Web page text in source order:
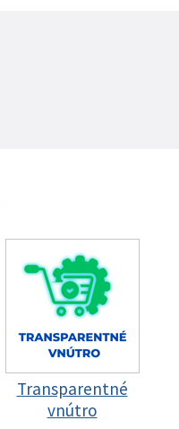
Transparentné
vnútro